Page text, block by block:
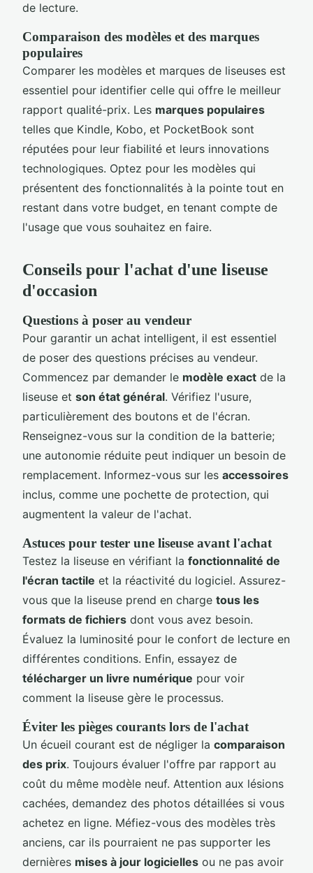
de lecture.
Comparaison des modèles et des marques
populaires
Comparer les modèles et marques de liseuses est
essentiel pour identifier celle qui offre le meilleur
rapport qualité-prix. Les marques populaires
telles que Kindle, Kobo, et PocketBook sont
réputées pour leur fiabilité et leurs innovations
technologiques. Optez pour les modèles qui
présentent des fonctionnalités à la pointe tout en
restant dans votre budget, en tenant compte de
l'usage que vous souhaitez en faire.
Conseils pour l'achat d'une liseuse
d'occasion
Questions à poser au vendeur
Pour garantir un achat intelligent, il est essentiel
de poser des questions précises au vendeur.
Commencez par demander le modèle exact de la
liseuse et son état général. Vérifiez l'usure,
particulièrement des boutons et de l'écran.
Renseignez-vous sur la condition de la batterie;
une autonomie réduite peut indiquer un besoin de
remplacement. Informez-vous sur les accessoires
inclus, comme une pochette de protection, qui
augmentent la valeur de l'achat.
Astuces pour tester une liseuse avant l'achat
Testez la liseuse en vérifiant la fonctionnalité de
l'écran tactile et la réactivité du logiciel. Assurez-
vous que la liseuse prend en charge tous les
formats de fichiers dont vous avez besoin.
Évaluez la luminosité pour le confort de lecture en
différentes conditions. Enfin, essayez de
télécharger un livre numérique pour voir
comment la liseuse gère le processus.
Éviter les pièges courants lors de l'achat
Un écueil courant est de négliger la comparaison
des prix. Toujours évaluer l'offre par rapport au
coût du même modèle neuf. Attention aux lésions
cachées, demandez des photos détaillées si vous
achetez en ligne. Méfiez-vous des modèles très
anciens, car ils pourraient ne pas supporter les
dernières mises à jour logicielles ou ne pas avoir